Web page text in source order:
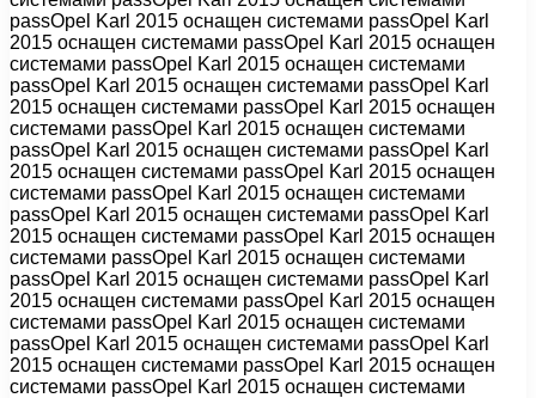
passOpel Karl 2015 оснащен системами passOpel Karl
2015 оснащен системами passOpel Karl 2015 оснащен
системами passOpel Karl 2015 оснащен системами
passOpel Karl 2015 оснащен системами passOpel Karl
2015 оснащен системами passOpel Karl 2015 оснащен
системами passOpel Karl 2015 оснащен системами
passOpel Karl 2015 оснащен системами passOpel Karl
2015 оснащен системами passOpel Karl 2015 оснащен
системами passOpel Karl 2015 оснащен системами
passOpel Karl 2015 оснащен системами passOpel Karl
2015 оснащен системами passOpel Karl 2015 оснащен
системами passOpel Karl 2015 оснащен системами
passOpel Karl 2015 оснащен системами passOpel Karl
2015 оснащен системами passOpel Karl 2015 оснащен
системами passOpel Karl 2015 оснащен системами
passOpel Karl 2015 оснащен системами passOpel Karl
2015 оснащен системами passOpel Karl 2015 оснащен
системами passOpel Karl 2015 оснащен системами